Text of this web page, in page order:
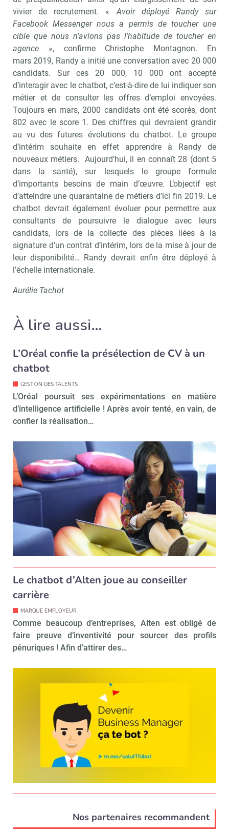
vivier de recrutement. «Avoir déployé Randy sur
Facebook Messenger nous a permis de toucher une
cible que nous n’avions pas l’habitude de toucher en
agence », confirme Christophe Montagnon. En
mars 2019, Randy a initié une conversation avec 20 000
candidats. Sur ces 20 000, 10 000 ont accepté
d’interagir avec le chatbot, c’est-à-dire de lui indiquer son
métier et de consulter les offres d’emploi envoyées.
Toujours en mars, 2000 candidats ont été scorés, dont
802 avec le score 1. Des chiffres qui devraient grandir
au vu des futures évolutions du chatbot. Le groupe
d’intérim souhaite en effet apprendre à Randy de
nouveaux métiers. Aujourd’hui, il en connaît 28 (dont 5
dans la santé), sur lesquels le groupe formule
d’importants besoins de main d’œuvre. L’objectif est
d’atteindre une quarantaine de métiers d’ici fin 2019. Le
chatbot devrait également évoluer pour permettre aux
consultants de poursuivre le dialogue avec leurs
candidats, lors de la collecte des pièces liées à la
signature d’un contrat d’intérim, lors de la mise à jour de
leur disponibilité… Randy devrait enfin être déployé à
l’échelle internationale.
Aurélie Tachot
À lire aussi…
L’Oréal confie la présélection de CV à un
chatbot
GESTION DES TALENTS
L’Oréal poursuit ses expérimentations en matière
d’intelligence artificielle ! Après avoir tenté, en vain, de
confier la réalisation…
Le chatbot d’Alten joue au conseiller
carrière
MARQUE EMPLOYEUR
Comme beaucoup d’entreprises, Alten est obligé de
faire preuve d’inventivité pour sourcer des profils
pénuriques ! Afin d’attirer des…
Nos partenaires recommandent
Recevoir RH Matin Abonnez-
Valider
Non merci, je reçois déjà
!
Je déciderai plus
tard